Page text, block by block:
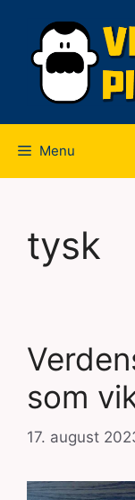
indhold
Menu
tysk
som
17. august